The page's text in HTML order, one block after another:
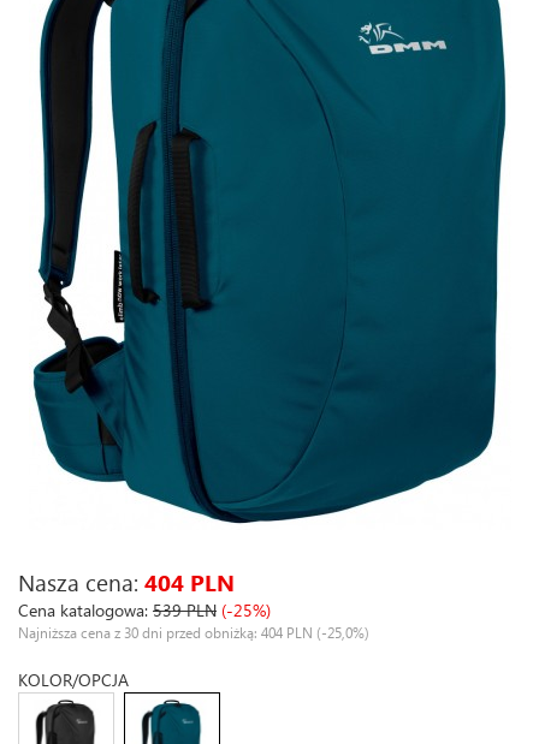
Nasza cena: 404 PLN
Cena katalogowa: 539 PLN (-25%)
Najniższa cena z 30 dni przed obniżką: 404 PLN (-25,0%)
KOLOR/OPCJA